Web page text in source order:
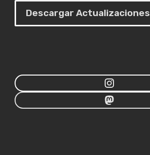
Descargar Actualizaciones